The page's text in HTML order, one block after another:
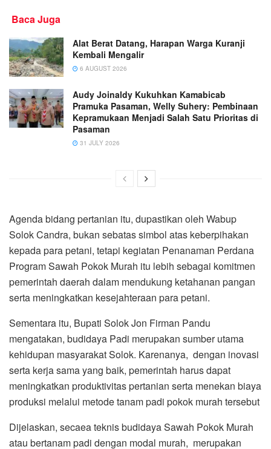
Baca Juga
Alat Berat Datang, Harapan Warga Kuranji
Kembali Mengalir
6 AUGUST 2026
Audy Joinaldy Kukuhkan Kamabicab
Pramuka Pasaman, Welly Suhery: Pembinaan
Kepramukaan Menjadi Salah Satu Prioritas di
Pasaman
31 JULY 2026
Agenda bidang pertanian itu, dupastikan oleh Wabup
Solok Candra, bukan sebatas simbol atas keberpihakan
kepada para petani, tetapi kegiatan Penanaman Perdana
Program Sawah Pokok Murah itu lebih sebagai komitmen
pemerintah daerah dalam mendukung ketahanan pangan
serta meningkatkan kesejahteraan para petani.
Sementara itu, Bupati Solok Jon Firman Pandu
mengatakan, budidaya Padi merupakan sumber utama
kehidupan masyarakat Solok. Karenanya, dengan inovasi
serta kerja sama yang baik, pemerintah harus dapat
meningkatkan produktivitas pertanian serta menekan biaya
produksi melalui metode tanam padi pokok murah tersebut
Dijelaskan, secaea teknis budidaya Sawah Pokok Murah
atau bertanam padi dengan modal murah, merupakan